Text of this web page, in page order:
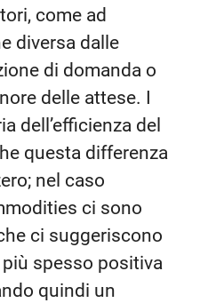
come ad
diversa dalle
di domanda o
delle attese. I
dell’efficienza del
questa differenza
nel caso
ci sono
ci suggeriscono
spesso positiva
quindi un